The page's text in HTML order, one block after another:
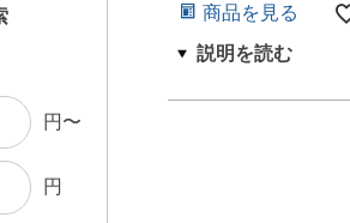
円〜
円
商品を見る